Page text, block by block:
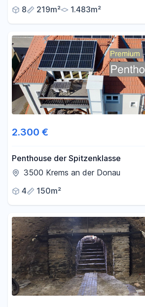
8
219m² 1.483m²
2.300 €
Penthouse der Spitzenklasse
3500 Krems an der Donau
4
150m²